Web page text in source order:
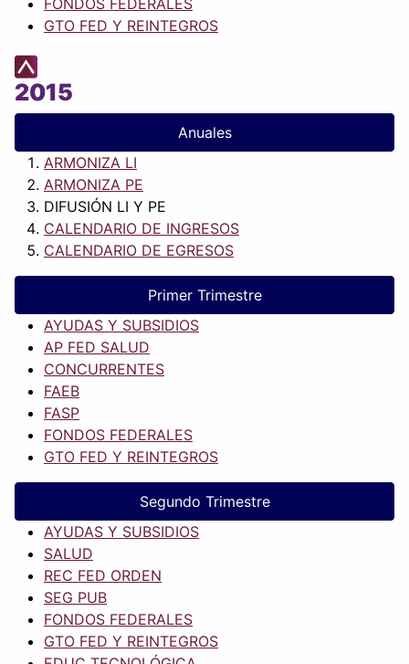
GTO FED Y REINTEGROS
2015
Anuales
ARMONIZA LI
ARMONIZA PE
DIFUSIÓN LI Y PE
CALENDARIO DE INGRESOS
CALENDARIO DE EGRESOS
Primer Trimestre
AYUDAS Y SUBSIDIOS
AP FED SALUD
CONCURRENTES
FAEB
FASP
FONDOS FEDERALES
GTO FED Y REINTEGROS
Segundo Trimestre
AYUDAS Y SUBSIDIOS
SALUD
REC FED ORDEN
SEG PUB
FONDOS FEDERALES
GTO FED Y REINTEGROS